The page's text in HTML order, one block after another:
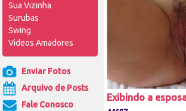
Sua Vizinha
Surubas
Swing
Videos Amadores
Enviar Fotos
Arquivo de Posts
Fale Conosco
Exibindo a